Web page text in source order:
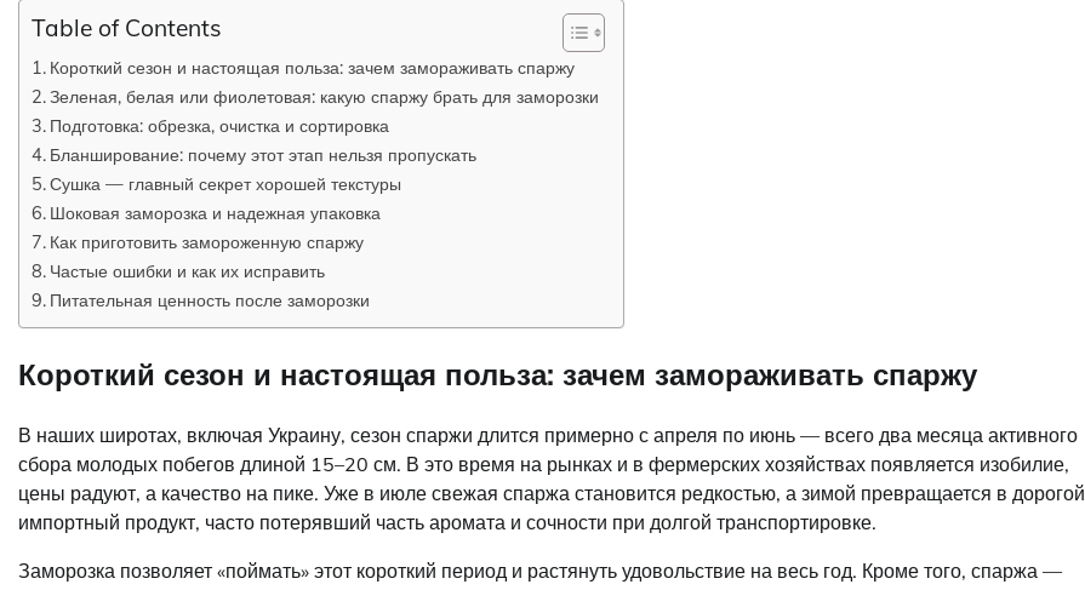
Table of Contents
Короткий сезон и настоящая польза: зачем замораживать спаржу
Зеленая, белая или фиолетовая: какую спаржу брать для заморозки
Подготовка: обрезка, очистка и сортировка
Бланширование: почему этот этап нельзя пропускать
Сушка — главный секрет хорошей текстуры
Шоковая заморозка и надежная упаковка
Как приготовить замороженную спаржу
Частые ошибки и как их исправить
Питательная ценность после заморозки
Короткий сезон и настоящая польза: зачем замораживать спаржу
В наших широтах, включая Украину, сезон спаржи длится примерно с апреля по июнь — всего два месяца активного
сбора молодых побегов длиной 15–20 см. В это время на рынках и в фермерских хозяйствах появляется изобилие,
цены радуют, а качество на пике. Уже в июле свежая спаржа становится редкостью, а зимой превращается в дорогой
импортный продукт, часто потерявший часть аромата и сочности при долгой транспортировке.
Заморозка позволяет «поймать» этот короткий период и растянуть удовольствие на весь год. Кроме того, спаржа —